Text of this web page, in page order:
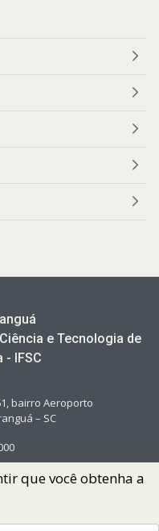
e Tecnologia de
- IFSC
bairro Aeroporto
– SC
5000
que você obtenha a